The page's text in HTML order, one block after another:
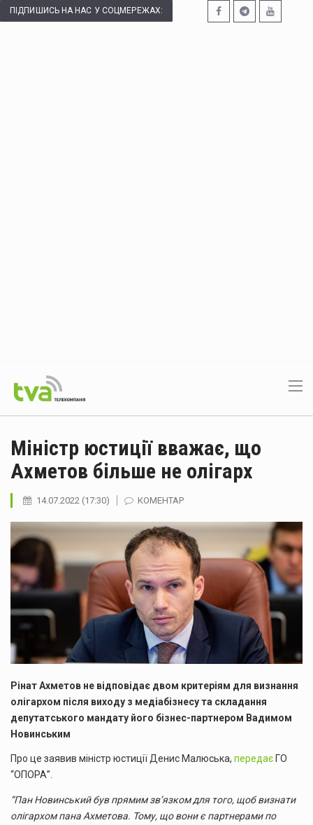
ПІДПИШИСЬ НА НАС У СОЦМЕРЕЖАХ:
Міністр юстиції вважає, що
Ахметов більше не олігарх
14.07.2022 (17:30) КОМЕНТАР
Рінат Ахметов не відповідає двом критеріям для визнання
олігархом після виходу з медіабізнесу та складання
депутатського мандату його бізнес-партнером Вадимом
Новинським
Про це заявив міністр юстиції Денис Малюська, передає ГО
“ОПОРА”.
“Пан Новинський був прямим зв’язком для того, щоб визнати
олігархом пана Ахметова. Тому, що вони є партнерами по